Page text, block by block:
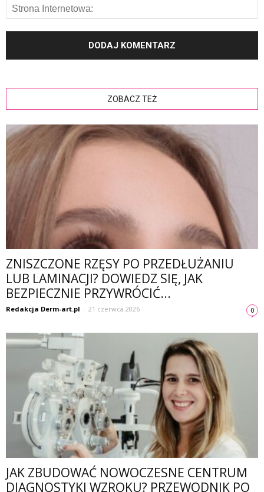
ZOBACZ TEŻ
ZNISZCZONE RZĘSY PO PRZEDŁUŻANIU
LUB LAMINACJI? DOWIEDZ SIĘ, JAK
BEZPIECZNIE PRZYWRÓCIĆ...
Redakcja Derm-art.pl - 21 czerwca 2026 0
JAK ZBUDOWAĆ NOWOCZESNE CENTRUM
DIAGNOSTYKI WZROKU? PRZEWODNIK PO